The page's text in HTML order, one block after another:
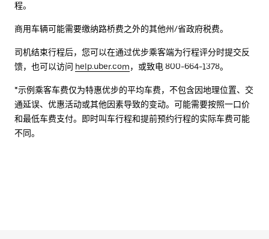
程。
商用车辆可能需要缴纳路桥费之外的其他州/省政府税费。
司机结束行程后，您可以在通过优步乘客端为行程评分时提交反
馈，也可以访问 help.uber.com，或致电 800-664-1378。
*示例乘客车费仅为特惠优步的平均车费，不包含因地理位置、交
通延误、优惠活动或其他因素导致的变动。可能需要按照一口价
和最低车费支付。即时叫车行程和提前预约行程的实际车费可能
不同。